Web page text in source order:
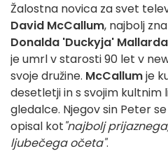
Žalostna novica za svet
David McCallum, najbolj
Donalda 'Duckyja' Mallarda
je umrl v starosti 90 let v
svoje družine. McCallumje
desetletji in s svojim
gledalce. Njegov sin Peter
opisal kot"najbolj
ljubečega očeta".